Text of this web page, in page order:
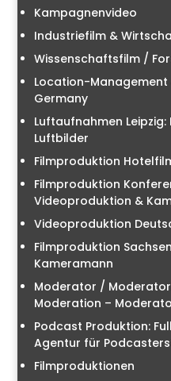
Kampagnenvideo
Industriefilm &
Wissenschaftsfilm /
Location-Management
Germany
Luftaufnahmen
Luftbilder
Filmproduktion
Filmproduktion
Videoproduktion &
Videoproduktion
Filmproduktion
Kameramann
Moderator /
Moderation –
Podcast Produktion:
Agentur für
Filmproduktionen